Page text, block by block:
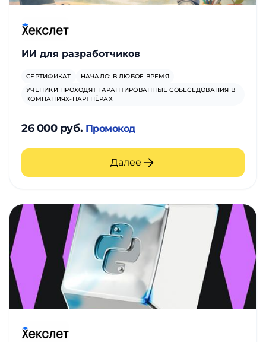
ИИ для разработчиков
СЕРТИФИКАТ
НАЧАЛО: В ЛЮБОЕ ВРЕМЯ
УЧЕНИКИ ПРОХОДЯТ ГАРАНТИРОВАННЫЕ СОБЕСЕДОВАНИЯ В
КОМПАНИЯХ-ПАРТНЁРАХ
26 000 руб. Промокод
Далее